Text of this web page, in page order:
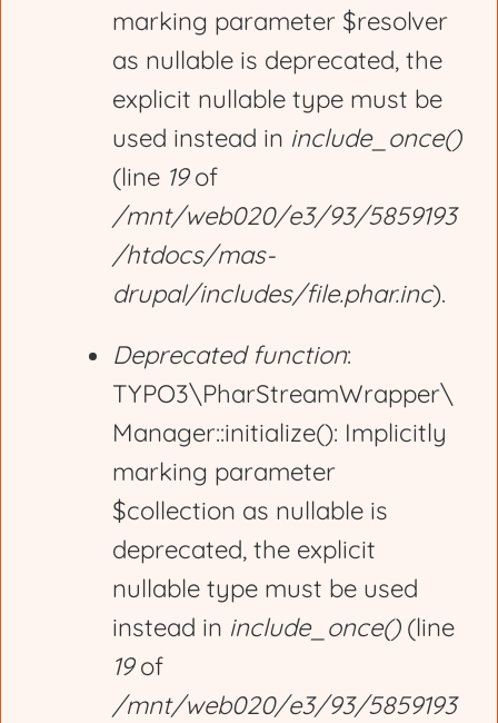
marking parameter $resolver
as nullable is deprecated, the
explicit nullable type must be
used instead in include_once()
(line 19of
/mnt/web020/e3/93/5859193
/htdocs/mas-
drupal/includes/file.phar.inc).
Deprecated function:
TYPO3\PharStreamWrapper\
Manager::initialize(): Implicitly
marking parameter
$collection as nullable is
deprecated, the explicit
nullable type must be used
instead in include_once()(line
19of
/mnt/web020/e3/93/5859193